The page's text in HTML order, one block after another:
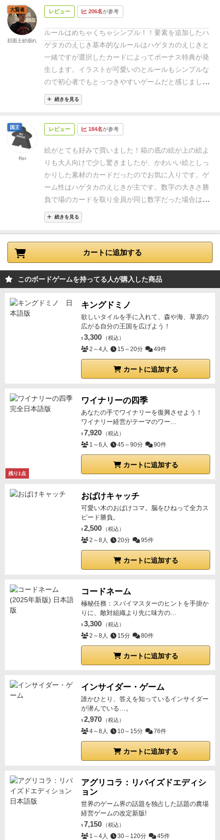
かり機能している。ただボーナス点を集めまくって独
で決めるゲームだったらよかったかも。 重ゲーの合間
に遊んだりするには良さそう。
レビュー 206名が参考
ルールはめちゃくちゃシンプル！！要素を追加したハ
ゲタカのえじき基本的なルールはハゲタカのえじきと
一緒ですが選択したカードによってボーナス特典が発
生します。 イラストが可愛いのとルールもシンプルな
ので初心者でもとっつきやすいゲームだと感じまし
た！！ただ若干値段が高いので追加要素を踏まえても
ハゲタカのえじきでよくね？感は少し拭えないかな
続きを見る
大賢者
顔面土砂崩れ
レビュー 184名が参考
絵がとても好みで買いました！ 箱の底の絵が上の絵よ
りも大人向けで少し驚きましたが、かわいい絵としっ
かりした素材のカードだったのでお気に入りです。 ゲ
ーム性はハゲタカのえじきが主です。数字の大きさ勝
負で場のカードを取り全員が同じ数字だった場合は場
に残り次のラウンドで獲得者が決まります。これに追
加された要素でカードに書かれた属性を合わせて取っ
て3枚以上集めると＋5点というルールもあります。結
構サクサク進められるので、（百合系の絵に抵抗のな
い人に限りますが）ボドゲ初心者の人とやるにも楽し
続きを見る
国王
Rei
カートに追加する
このボードゲームを持ってる人が購入した商品
キングドミノ
欲しいタイルを手に入れて、森や海、草原の
広がる自分の王国を広げよう！
¥ 3,300 （税込）
2～4人 15～20分 49件
カートに追加する
残り1点
ワイナリーの四季
あなたの手でワイナリーを復興させよう！
ワイナリー経営がテーマのワー...
¥ 7,920 （税込）
1～6人 45～90分 90件
カートに追加する
おばけキャッチ
可愛い木のおばけコマ。脳をひねって全力ス
ピード勝負。
¥ 2,500 （税込）
2～8人 20分 95件
カートに追加する
コードネーム
極秘任務：スパイマスターのヒントを手掛か
りに、敵対組織より先に味方の...
¥ 3,300 （税込）
2～8人 15分 80件
カートに追加する
インサイダー・ゲーム
誰かひとり、答えを知っているインサイダー
が潜んでいる…。
¥ 2,970 （税込）
4～8人 10～15分 76件
カートに追加する
アグリコラ：リバイズドエディシ
ョン
世界のゲーム界の話題を独占した話題の農場
経営ゲームの改定新版!
¥ 7,150 （税込）
1～4人 30～120分 45件